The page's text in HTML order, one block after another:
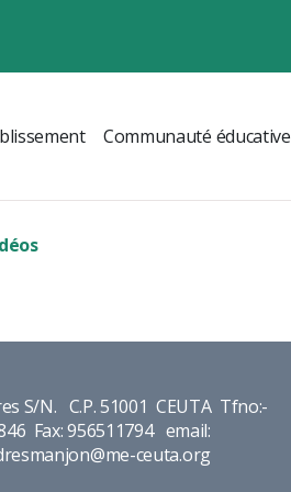
Communauté éducative
S/N. C.P. 51001 CEUTA Tfno:-
Fax: 956511794 email:
ceuta.org